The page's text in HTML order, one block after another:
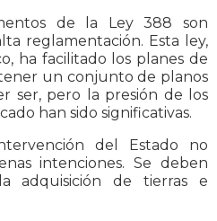
de la Ley 388 son
reglamentación. Esta ley,
ha facilitado los planes de
un conjunto de planos
ser, pero la presión de los
han sido significativas.
del Estado no
intenciones. Se deben
adquisición de tierras e